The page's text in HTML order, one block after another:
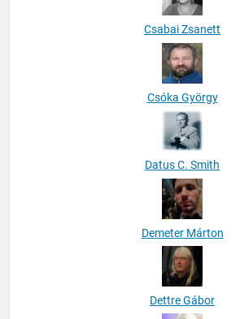
Csabai Zsanett
Csóka György
Datus C. Smith
Demeter Márton
Dettre Gábor